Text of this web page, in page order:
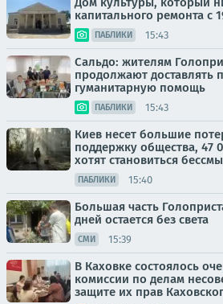
капитального ремонта с
ПАБЛИКИ 15:43
Сальдо: жителям
продолжают доставлять
гуманитарную помощь
ПАБЛИКИ 15:43
Киев несет большие
поддержку общества, 47
хотят становиться
ПАБЛИКИ 15:40
Большая часть
дней остается без света
СМИ 15:39
В Каховке состоялось
комиссии по делам
защите их прав